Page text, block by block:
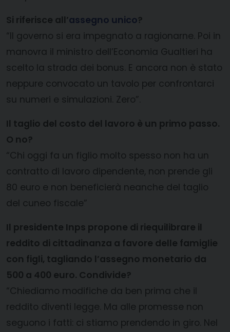
Si riferisce all’assegno unico?
“Il governo si era impegnato a ragionarne. Poi in
manovra il ministro dell’Economia Gualtieri ha
scelto la strada dei bonus. E ancora non è stato
neppure convocato un tavolo per confrontarci
su numeri e simulazioni. Zero”.
Il taglio del costo del lavoro è un primo passo.
O no?
“Chi oggi fa un figlio molto spesso non ha un
contratto di lavoro dipendente, non prende gli
80 euro e non beneficierà neanche del taglio
del cuneo fiscale”
Il presidente Inps propone di riequilibrare il
reddito di cittadinanza a favore delle famiglie
con figli, tagliando l’assegno monetario da
500 a 400 euro. Condivide?
“Chiediamo modifiche da ben prima che il
reddito diventi legge. Ma alle promesse non
seguono i fatti: ci stiamo prendendo in giro. Nel